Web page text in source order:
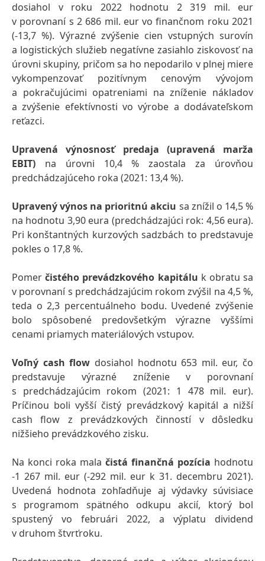
dosiahol v roku 2022 hodnotu 2 319 mil. eur
v porovnaní s 2 686 mil. eur vo finančnom roku 2021
(-13,7 %). Výrazné zvýšenie cien vstupných surovín
a logistických služieb negatívne zasiahlo ziskovosť na
úrovni skupiny, pričom sa ho nepodarilo v plnej miere
vykompenzovať pozitívnym cenovým vývojom
a pokračujúcimi opatreniami na zníženie nákladov
a zvýšenie efektívnosti vo výrobe a dodávateľskom
reťazci.
Upravená výnosnosť predaja (upravená marža
EBIT) na úrovni 10,4 % zaostala za úrovňou
predchádzajúceho roka (2021: 13,4 %).
Upravený výnos na prioritnú akciu sa znížil o 14,5 %
na hodnotu 3,90 eura (predchádzajúci rok: 4,56 eura).
Pri konštantných kurzových sadzbách to predstavuje
pokles o 17,8 %.
Pomer čistého prevádzkového kapitálu k obratu sa
v porovnaní s predchádzajúcim rokom zvýšil na 4,5 %,
teda o 2,3 percentuálneho bodu. Uvedené zvýšenie
bolo spôsobené predovšetkým výrazne vyššími
cenami priamych materiálových vstupov.
Voľný cash flow dosiahol hodnotu 653 mil. eur, čo
predstavuje výrazné zníženie v porovnaní
s predchádzajúcim rokom (2021: 1 478 mil. eur).
Príčinou boli vyšší čistý prevádzkový kapitál a nižší
cash flow z prevádzkových činností v dôsledku
nižšieho prevádzkového zisku.
Na konci roka mala čistá finančná pozícia hodnotu
-1 267 mil. eur (-292 mil. eur k 31. decembru 2021).
Uvedená hodnota zohľadňuje aj výdavky súvisiace
s programom spätného odkupu akcií, ktorý bol
spustený vo februári 2022, a výplatu dividend
v druhom štvrťroku.